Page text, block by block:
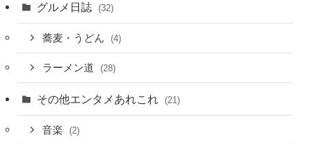
グルメ日誌 (32)
蕎麦・うどん (4)
ラーメン道 (28)
その他エンタメあれこれ (21)
音楽 (2)